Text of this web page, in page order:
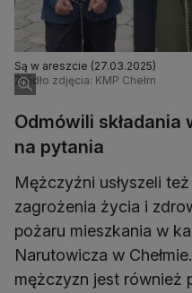
Są w areszcie (27.03.2025)
Źródło zdjęcia: KMP Chełm
Odmówili
na pytania
Mężczyźni usłyszeli
zagrożenia życia i
pożaru mieszkania w
Narutowicza w
mężczyzn jest również